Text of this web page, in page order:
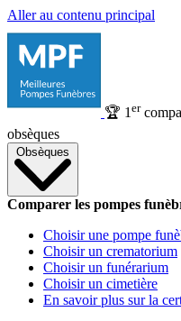
Aller au contenu principal
🏆 1 er
obsèques
Obsèques
Comparer les pompes
Choisir une pompe
Choisir un crematorium
Choisir un funérarium
Choisir un cimetière
En savoir plus sur la